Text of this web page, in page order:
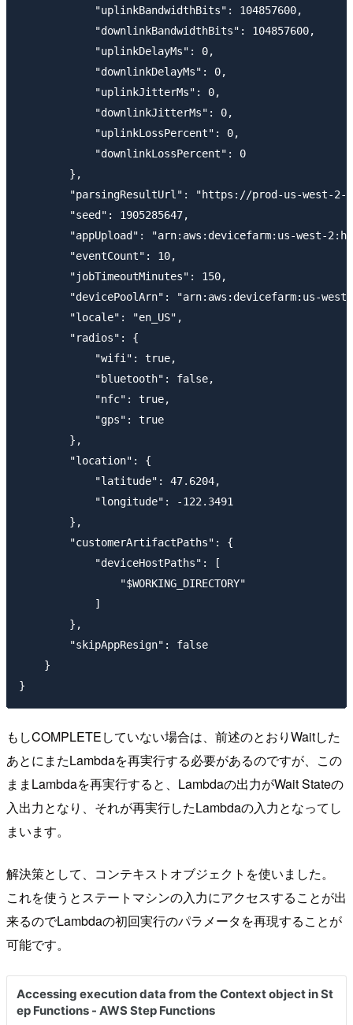
            "uplinkBandwidthBits": 104857600,
            "downlinkBandwidthBits": 104857600,
            "uplinkDelayMs": 0,
            "downlinkDelayMs": 0,
            "uplinkJitterMs": 0,
            "downlinkJitterMs": 0,
            "uplinkLossPercent": 0,
            "downlinkLossPercent": 0
        },
"parsingResultUrl": "https://prod-us-west-
        "seed": 1905285647,
"appUpload": "arn:aws:devicefarm:us-west-
        "eventCount": 10,
        "jobTimeoutMinutes": 150,
"devicePoolArn": "arn:aws:devicefarm:us-
        "locale": "en_US",
        "radios": {
            "wifi": true,
            "bluetooth": false,
            "nfc": true,
            "gps": true
        },
        "location": {
            "latitude": 47.6204,
            "longitude": -122.3491
        },
        "customerArtifactPaths": {
            "deviceHostPaths": [
                "$WORKING_DIRECTORY"
            ]
        },
        "skipAppResign": false
    }
もしCOMPLETEしていない場合は、前述のとおりWaitした
あとにまたLambdaを再実行する必要があるのですが、この
ままLambdaを再実行すると、Lambdaの出力がWait Stateの
入出力となり、それが再実行したLambdaの入力となってし
まいます。
解決策として、コンテキストオブジェクトを使いました。
これを使うとステートマシンの入力にアクセスすることが出
来るのでLambdaの初回実行のパラメータを再現することが
可能です。